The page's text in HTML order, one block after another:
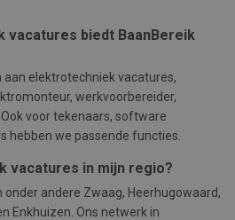
vacatures biedt BaanBereik
aan elektrotechniek vacatures,
werkvoorbereider,
voor tekenaars, software
hebben we passende functies.
vacatures in mijn regio?
onder andere Zwaag, Heerhugowaard,
Enkhuizen. Ons netwerk in